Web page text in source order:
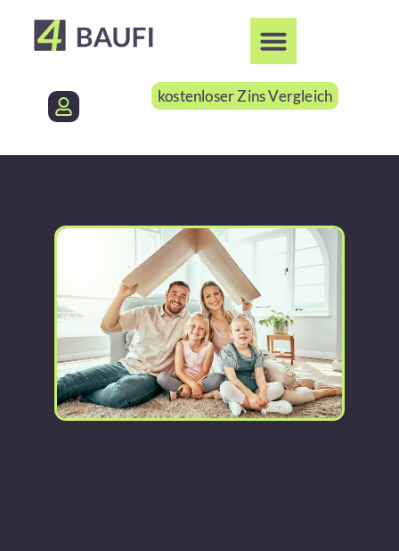
kostenloser Zins Vergleich